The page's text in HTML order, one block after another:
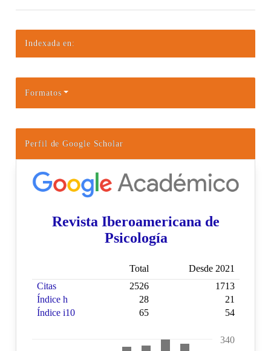
Indexada en:
Formatos
Perfil de Google Scholar